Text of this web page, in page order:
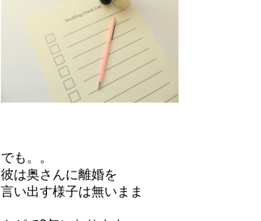
でも。。
彼は奥さんに離婚を
言い出す様子は無いまま